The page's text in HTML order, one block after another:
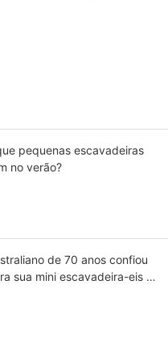
pequenas escavadeiras
no verão?
de 70 anos confiou
sua mini escavadeira-eis o